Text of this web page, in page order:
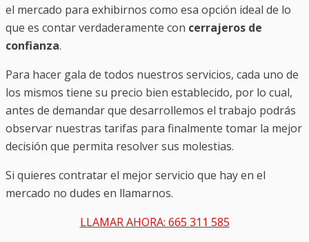
el mercado para exhibirnos como esa opción ideal de lo
que es contar verdaderamente con cerrajeros de
confianza.
Para hacer gala de todos nuestros servicios, cada uno de
los mismos tiene su precio bien establecido, por lo cual,
antes de demandar que desarrollemos el trabajo podrás
observar nuestras tarifas para finalmente tomar la mejor
decisión que permita resolver sus molestias.
Si quieres contratar el mejor servicio que hay en el
mercado no dudes en llamarnos.
LLAMAR AHORA: 665 311 585